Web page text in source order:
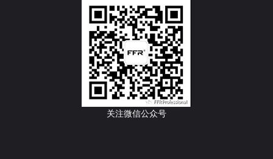
关注微信公众号